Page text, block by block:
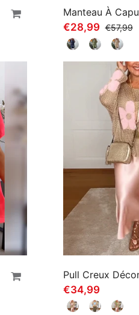
€28,99 €57,99
€34,99